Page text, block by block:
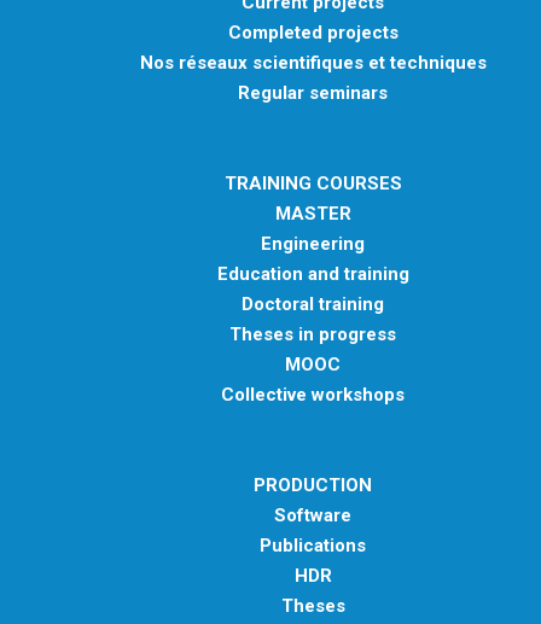
Completed projects
Nos réseaux scientifiques et techniques
Regular seminars
TRAINING COURSES
MASTER
Engineering
Education and training
Doctoral training
Theses in progress
MOOC
Collective workshops
PRODUCTION
Software
Publications
HDR
Theses